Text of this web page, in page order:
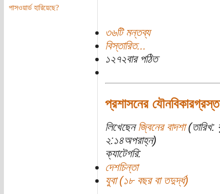
পাসওয়ার্ড হারিয়েছে?
৩৬টি মন্তব্য
বিস্তারিত...
১২৭২বার পঠিত
প্রশাসনের
লিখেছেন জ্বিনের বাদশা(তারিখ:
২:১৪অপরাহ্ন)
ক্যাটেগরি:
দেশচিন্তা
যুবা (১৮ বছর বা তদুর্দ্ধ)